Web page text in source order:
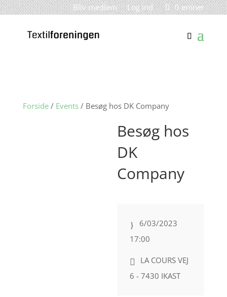
Bliv medlem Log ind 0 emner
Forside/ Events/ Besøg hos DK Company
Besøg hos
DK
Company
6/03/2023
17:00
LA COURS VEJ
6 - 7430 IKAST